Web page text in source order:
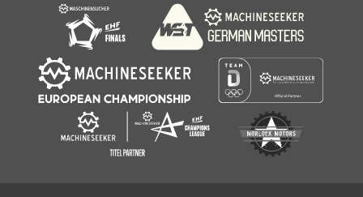
Wumag Wt 250